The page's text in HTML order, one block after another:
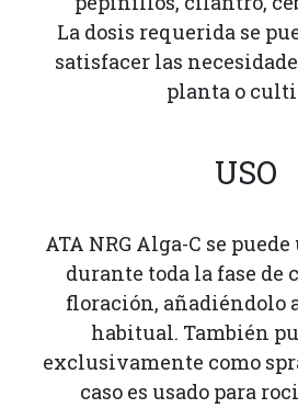
La dosis requerida se
satisfacer las
planta o
USO
ATA NRG Alga-C se
durante toda la fase de
floración, añadiéndolo
habitual. También
exclusivamente como
caso es usado para